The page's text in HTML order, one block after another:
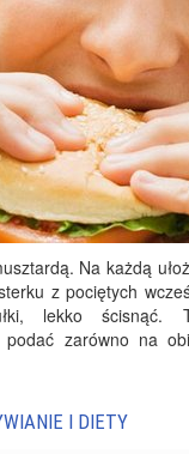
Na każdą
z pociętych
lekko ścisnąć.
podać zarówno na
I DIETY